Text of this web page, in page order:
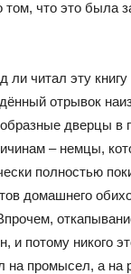
что это была
читал эту книгу
отрывок
дверцы в
– немцы,
полностью
домашнего
и потому никого
промысел, а на